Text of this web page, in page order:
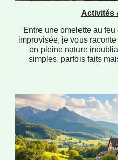
Activités
Entre une omelette au
improvisée, je vous
en pleine nature
simples, parfois faits